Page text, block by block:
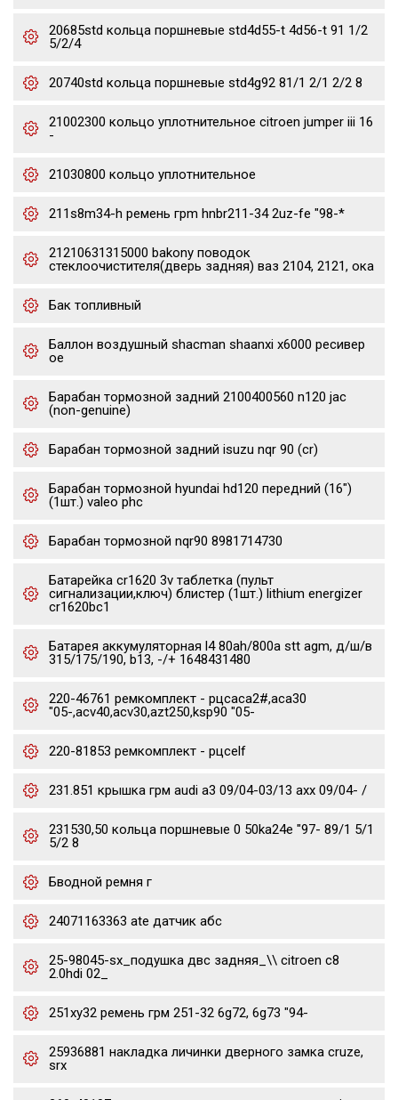
20685std кольца поршневые std4d55-t 4d56-t 91 1/2
5/2/4
20740std кольца поршневые std4g92 81/1 2/1 2/2 8
21002300 кольцо уплотнительное citroen jumper iii 16
-
21030800 кольцо уплотнительное
211s8m34-h ремень грm hnbr211-34 2uz-fe "98-*
21210631315000 bakony поводок
стеклоочистителя(дверь задняя) ваз 2104, 2121, ока
Бак топливный
Баллон воздушный shacman shaanxi x6000 ресивер
oe
Барабан тормозной задний 2100400560 n120 jac
(non-genuine)
Барабан тормозной задний isuzu nqr 90 (cr)
Барабан тормозной hyundai hd120 передний (16")
(1шт.) valeo phc
Барабан тормозной nqr90 8981714730
Батарейка cr1620 3v таблетка (пульт
сигнализации,ключ) блистер (1шт.) lithium energizer
cr1620bc1
Батарея аккумуляторная l4 80ah/800a stt agm, д/ш/в
315/175/190, b13, -/+ 1648431480
220-46761 ремкомплект - рцсaca2#,aca30
"05-,acv40,acv30,azt250,ksp90 "05-
220-81853 ремкомплект - рцсelf
231.851 крышка грм audi a3 09/04-03/13 axx 09/04- /
231530,50 кольца поршневые 0 50ka24e "97- 89/1 5/1
5/2 8
Бводной ремня г
24071163363 ate датчик абс
25-98045-sx_подушка двс задняя_\\ citroen c8
2.0hdi 02_
251xy32 ремень грм 251-32 6g72, 6g73 "94-
25936881 накладка личинки дверного замка cruze,
srx